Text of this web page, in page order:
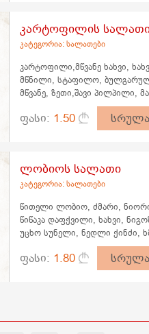
კარტოფილის
კატეგორია: სალათები
კარტოფილი,მწვანე ხახვი,
მწნილი, სტაფილო,
მწვანე, ზეთი,შავი პილპილი,
ფასი: 1.50
ლობიოს სალათი
კატეგორია: სალათები
წითელი ლობიო, ძმარი,
წიწაკა დაფქვილი, ხახვი,
უცხო სუნელი, ნედლი ქინძი,
ფასი: 1.80